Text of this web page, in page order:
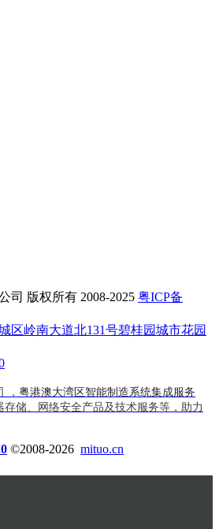
司 版权所有 2008-2025 粤ICP备
区岭南大道北131号碧桂园城市花园
， 粤港澳大湾区智能制造系统集成服务
存储、网络安全产品及技术服务等，助力
©2008-2026 mituo.cn